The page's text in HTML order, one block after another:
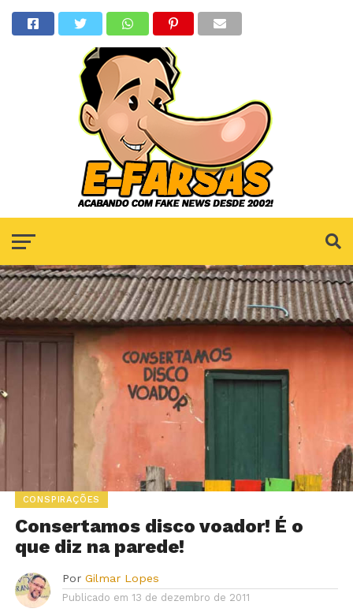
CONSPIRAÇÕES
Consertamos disco voador! É o
que diz na parede!
Por Gilmar Lopes
Publicado em 13 de dezembro de 2011